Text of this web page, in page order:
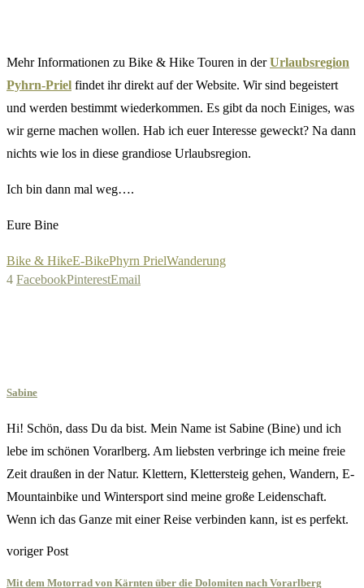
Mehr Informationen zu Bike & Hike Touren in derUrlaubsregion
Pyhrn-Priel findet ihr direkt auf der Website. Wir sind begeistert
und werden bestimmt wiederkommen. Es gibt da noch Einiges, was
wir gerne machen wollen. Hab ich euer Interesse geweckt? Na dann
nichts wie los in diese grandiose Urlaubsregion.
Ich bin dann mal weg….
Eure Bine
Bike & HikeE-BikePhyrn PrielWanderung
4 FacebookPinterestEmail
Sabine
Hi! Schön, dass Du da bist. Mein Name ist Sabine (Bine) und ich
lebe im schönen Vorarlberg. Am liebsten verbringe ich meine freie
Zeit draußen in der Natur. Klettern, Klettersteig gehen, Wandern, E-
Mountainbike und Wintersport sind meine große Leidenschaft.
Wenn ich das Ganze mit einer Reise verbinden kann, ist es perfekt.
voriger Post
Mit dem Motorrad von Kärnten über die Dolomiten nach Vorarlberg